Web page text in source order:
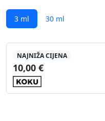
3 ml 30 ml
NAJNIŽA CIJENA
10,00 €